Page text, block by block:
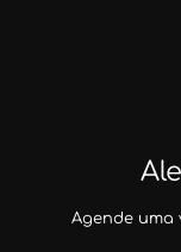
Agende uma